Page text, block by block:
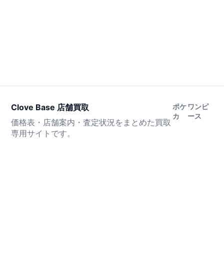
Clove Base 店舗買取
価格表・店舗案内・査定状況をまとめた買取
専用サイトです。
ポケ
カ
ワンピ
ース